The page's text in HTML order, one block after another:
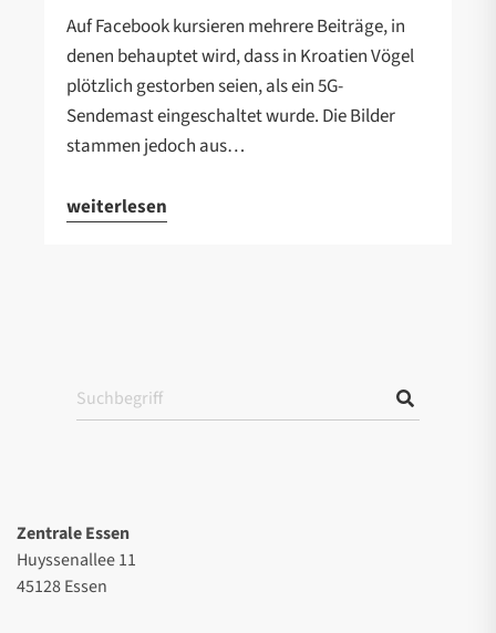
Auf Facebook kursieren mehrere Beiträge, in
denen behauptet wird, dass in Kroatien Vögel
plötzlich gestorben seien, als ein 5G-
Sendemast eingeschaltet wurde. Die Bilder
stammen jedoch aus…
weiterlesen
Zentrale Essen
Huyssenallee 11
45128 Essen